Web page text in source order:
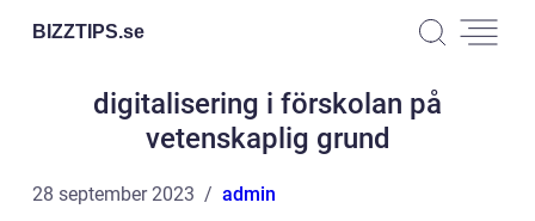
BIZZTIPS.se
digitalisering i förskolan på
vetenskaplig grund
28 september 2023 admin